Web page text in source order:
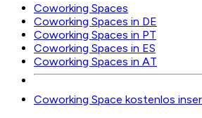
Coworking Spaces
Coworking Spaces in DE
Coworking Spaces in PT
Coworking Spaces in ES
Coworking Spaces in AT
Coworking Space kostenlos